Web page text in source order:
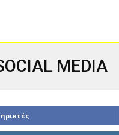
MEDIA